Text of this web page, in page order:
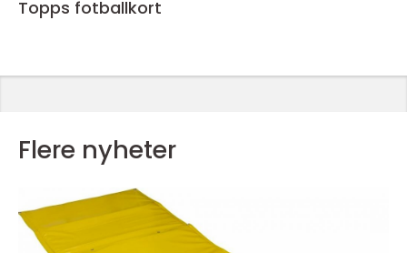
Topps fotballkort
Flere nyheter